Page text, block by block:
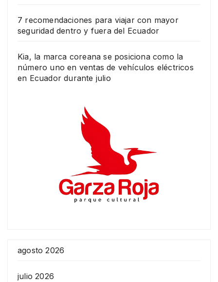
7 recomendaciones para viajar con mayor
seguridad dentro y fuera del Ecuador
Kia, la marca coreana se posiciona como la
número uno en ventas de vehículos eléctricos
en Ecuador durante julio
agosto 2026
julio 2026